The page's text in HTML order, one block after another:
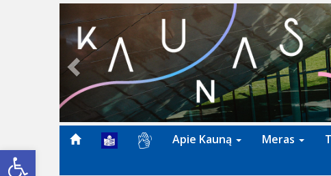
Open toolbar
Previous
Apie Kauną Meras